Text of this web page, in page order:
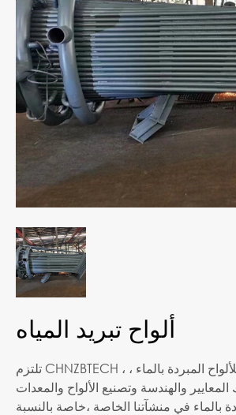
ألواح تبريد المياه
تلتزم CHNZBTECH ، المورد المحترف للألواح المبردة بالماء ،
والهندسة وتصنيع الألواح والمعدات
بالماء في منشآتنا الخاصة ،خاصة بالنسبة EAF ، LF ، و